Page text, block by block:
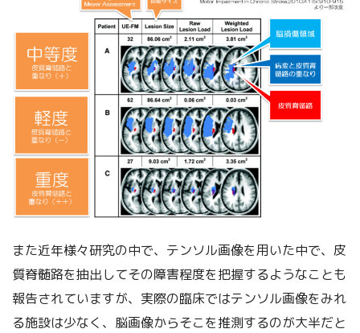
また近年様々研究の中で、テンソル画像を用いた中で、皮
質脊髄路を抽出してその障害程度を把握するようなことも
報告されていますが、実際の臨床ではテンソル画像をみれ
る施設は少なく、脳画像からそこを推測するのが大半だと